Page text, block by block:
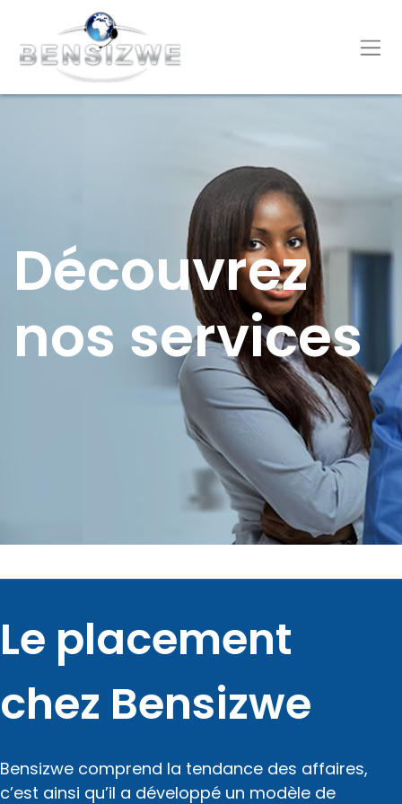
Découvrez
nos services
Le placement
chez Bensizwe
Bensizwe comprend la tendance des affaires,
c’est ainsi qu’il a développé un modèle de